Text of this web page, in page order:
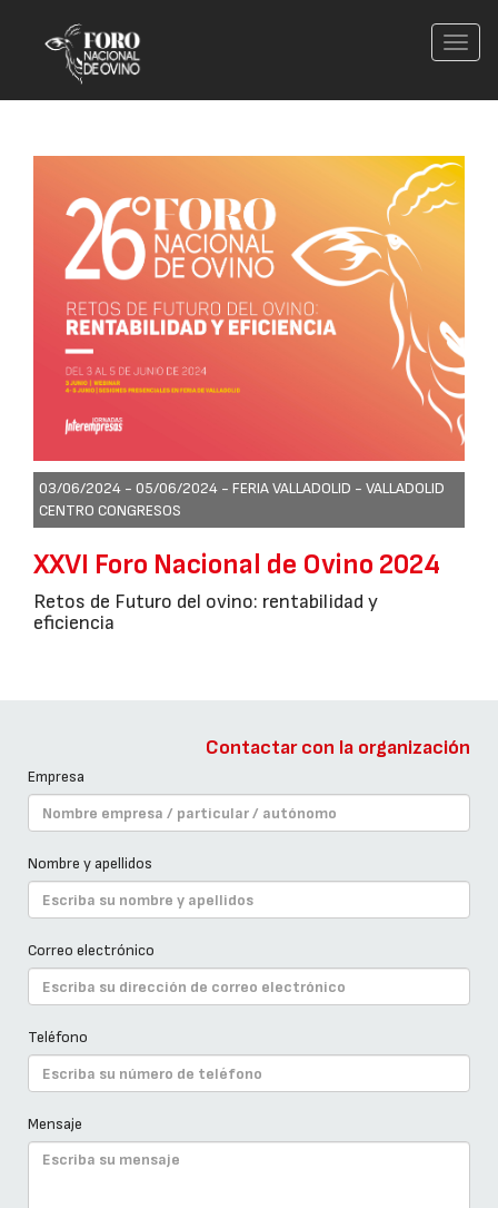
03/06/2024 - 05/06/2024 - FERIA VALLADOLID - VALLADOLID
CENTRO CONGRESOS
XXVI Foro Nacional de Ovino 2024
Retos de Futuro del ovino: rentabilidad y
eficiencia
Contactar con la organización
Empresa
Nombre y apellidos
Correo electrónico
Teléfono
Mensaje